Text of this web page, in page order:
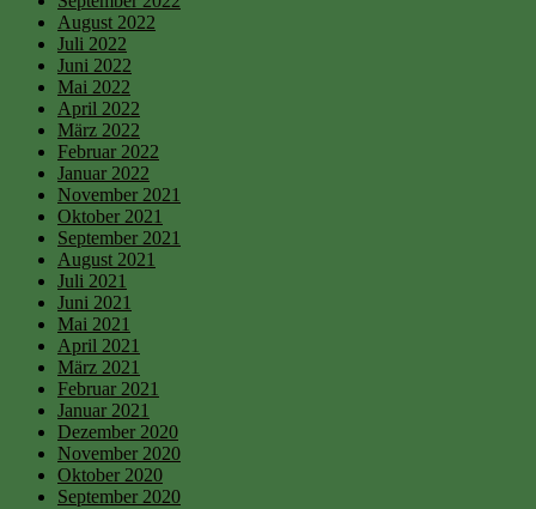
August 2022
Juli 2022
Juni 2022
Mai 2022
April 2022
März 2022
Februar 2022
Januar 2022
November 2021
Oktober 2021
September 2021
August 2021
Juli 2021
Juni 2021
Mai 2021
April 2021
März 2021
Februar 2021
Januar 2021
Dezember 2020
November 2020
Oktober 2020
September 2020